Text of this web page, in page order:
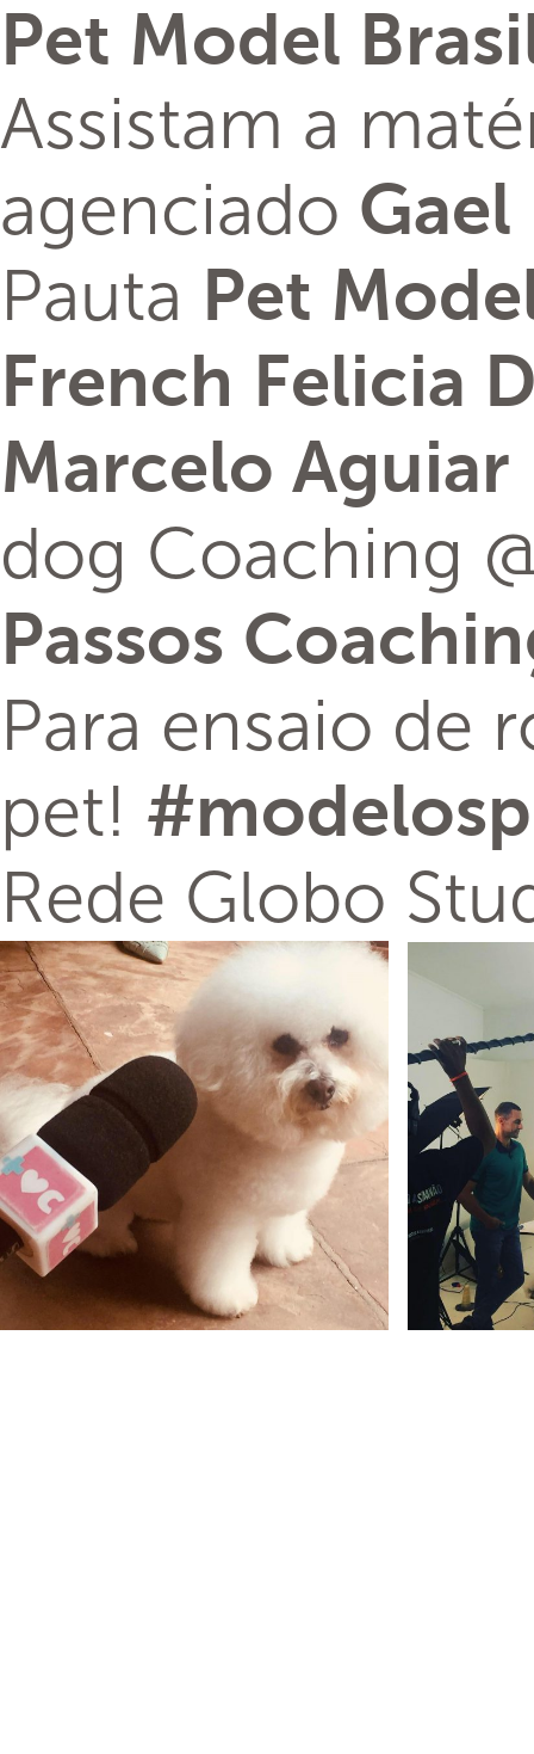
Pet Model
Assistam a
agenciado
Pauta Pet
French Felicia
Marcelo Aguiar
dog Coaching
Passos
Para ensaio de
pet! #
Rede Globo